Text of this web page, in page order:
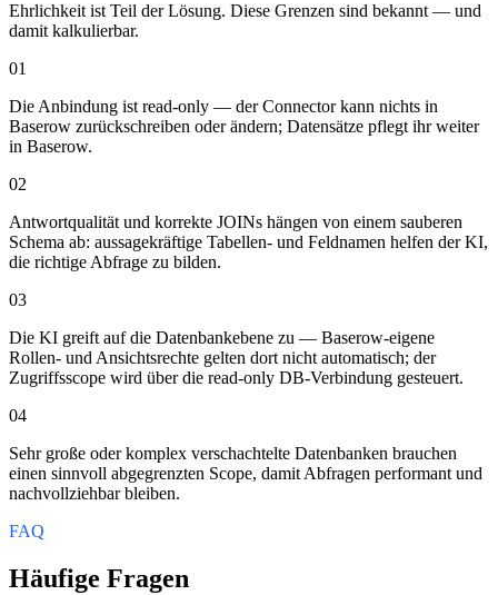
Ehrlichkeit ist Teil der Lösung. Diese Grenzen sind bekannt — und
damit kalkulierbar.
01
Die Anbindung ist read-only — der Connector kann nichts in
Baserow zurückschreiben oder ändern; Datensätze pflegt ihr weiter
in Baserow.
02
Antwortqualität und korrekte JOINs hängen von einem sauberen
Schema ab: aussagekräftige Tabellen- und Feldnamen helfen der KI,
die richtige Abfrage zu bilden.
03
Die KI greift auf die Datenbankebene zu — Baserow-eigene
Rollen- und Ansichtsrechte gelten dort nicht automatisch; der
Zugriffsscope wird über die read-only DB-Verbindung gesteuert.
04
Sehr große oder komplex verschachtelte Datenbanken brauchen
einen sinnvoll abgegrenzten Scope, damit Abfragen performant und
nachvollziehbar bleiben.
FAQ
Häufige Fragen